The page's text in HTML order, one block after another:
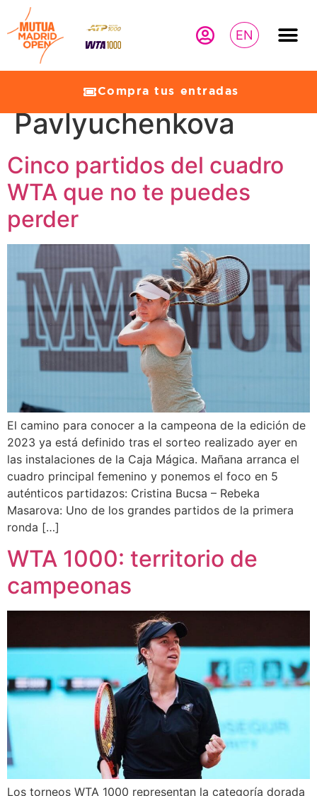
EN
Compra tus entradas
Etiqueta:Anastasia
Pavlyuchenkova
Cinco partidos del cuadro
WTA que no te puedes
perder
El camino para conocer a la campeona de la edición de
2023 ya está definido tras el sorteo realizado ayer en
las instalaciones de la Caja Mágica. Mañana arranca el
cuadro principal femenino y ponemos el foco en 5
auténticos partidazos: Cristina Bucsa – Rebeka
Masarova: Uno de los grandes partidos de la primera
ronda […]
WTA 1000: territorio de
campeonas
Los torneos WTA 1000 representan la categoría dorada